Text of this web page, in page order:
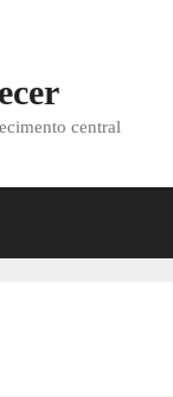
central